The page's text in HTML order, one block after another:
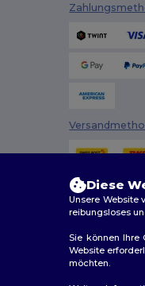
Diese
Unsere Website
reibungsloses
Sie können Ihre
Website
möchten.